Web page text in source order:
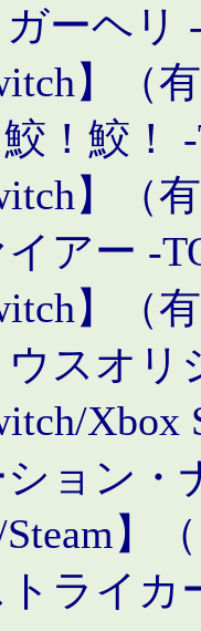
ーヘリ
】（
！鮫！
】（
アー -
】（
スオリ
ョン・
Steam】
ライカ